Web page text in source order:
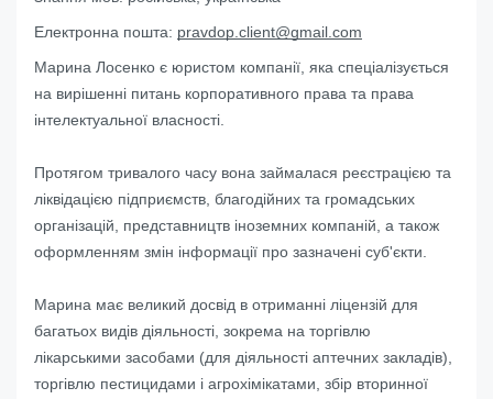
Електронна пошта: pravdop.client@gmail.com
Марина Лосенко є юристом компанії, яка спеціалізується
на вирішенні питань корпоративного права та права
інтелектуальної власності.
Протягом тривалого часу вона займалася реєстрацією та
ліквідацією підприємств, благодійних та громадських
організацій, представництв іноземних компаній, а також
оформленням змін інформації про зазначені суб'єкти.
Марина має великий досвід в отриманні ліцензій для
багатьох видів діяльності, зокрема на торгівлю
лікарськими засобами (для діяльності аптечних закладів),
торгівлю пестицидами і агрохімікатами, збір вторинної